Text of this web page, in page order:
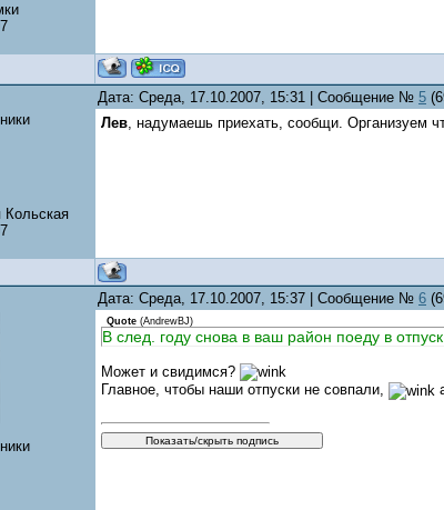
Дата: Среда, 17.10.2007, 15:31 | Сообщение № 5
Лев, надумаешь приехать, сообщи. Организуем
Дата: Среда, 17.10.2007, 15:37 | Сообщение № 6
Quote (AndrewBJ)
В след. году снова в ваш район поеду в отпуск.
Может и свидимся?
Главное, чтобы наши отпуски не совпали,